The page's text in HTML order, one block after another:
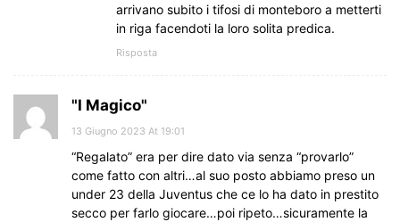
arrivano subito i tifosi di monteboro a metterti
in riga facendoti la loro solita predica.
Risposta
"I Magico"
13 Giugno 2023 At 19:01
“Regalato” era per dire dato via senza “provarlo”
come fatto con altri…al suo posto abbiamo preso un
under 23 della Juventus che ce lo ha dato in prestito
secco per farlo giocare…poi ripeto…sicuramente la